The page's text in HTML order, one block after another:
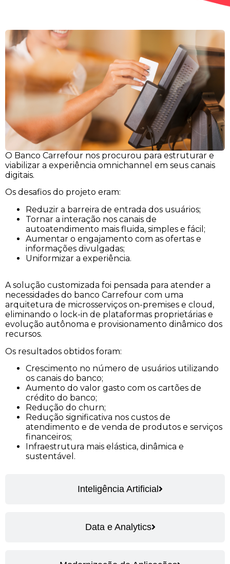
O Banco Carrefour nos procurou para estruturar e
viabilizar a experiência omnichannel em seus canais
digitais.
Os desafios do projeto eram:
Reduzir a barreira de entrada dos usuários;
Tornar a interação nos canais de
autoatendimento mais fluida, simples e fácil;
Aumentar o engajamento com as ofertas e
informações divulgadas;
Uniformizar a experiência.
A solução customizada foi pensada para atender a
necessidades do banco Carrefour com uma
arquitetura de microsserviços on-premises e cloud,
eliminando o lock-in de plataformas proprietárias e
evolução autônoma e provisionamento dinâmico dos
recursos.
Os resultados obtidos foram:
Crescimento no número de usuários utilizando
os canais do banco;
Aumento do valor gasto com os cartões de
crédito do banco;
Redução do churn;
Redução significativa nos custos de
atendimento e de venda de produtos e serviços
financeiros;
Infraestrutura mais elástica, dinâmica e
sustentável.
Inteligência Artificial
Data e Analytics